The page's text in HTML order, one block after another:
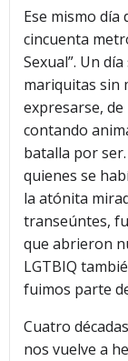
Ese mismo
cincuenta
Sexual”. Un
mariquitas sin
expresarse,
contando
batalla por
quienes se
la atónita
transeúntes,
que abrieron
LGTBIQ
fuimos parte
Cuatro
nos vuelve a